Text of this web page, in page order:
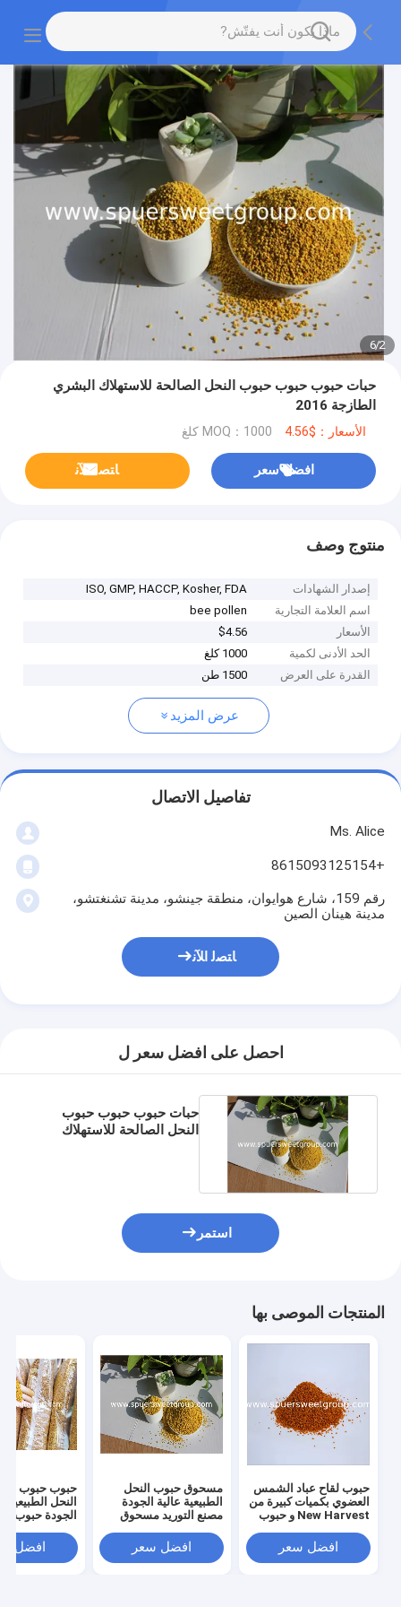
2
/
6
حبات حبوب حبوب حبوب النحل الصالحة للاستهلاك البشري
الطازجة 2016
الأسعار：$4.56 MOQ：1000 كلغ
افضل سعر ﺎﺘﺼﻟ ﺍﻶﻧ
منتوج وصف
إصدار الشهادات
ISO, GMP, HACCP, Kosher, FDA
اسم العلامة التجارية
bee pollen
الأسعار
$4.56
الحد الأدنى لكمية
1000 كلغ
القدرة على العرض
1500 طن
عرض المزيد
تفاصيل الاتصال
Ms. Alice
+8615093125154
رقم 159، شارع هوايوان، منطقة جينشو، مدينة تشنغتشو،
مدينة هينان الصين
ﺎﺘﺼﻟ ﺍﻶﻧ
احصل على افضل سعر ل
حبات حبوب حبوب حبوب
النحل الصالحة للاستهلاك
استمر
المنتجات الموصى بها
حبوب لقاح عباد الشمس
العضوي بكميات كبيرة من
New Harvest و حبوب
افضل سعر
مسحوق حبوب النحل
الطبيعية عالية الجودة
مصنع التوريد مسحوق
حبوب النحل العضوية للبيع
افضل سعر
حبوب حبوب
النحل الطبيعية
الجودة حبوب
حبوب حبوب
في حقائب
افضل